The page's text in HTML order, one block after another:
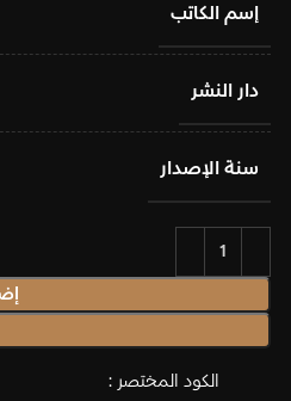
إسم الكاتب
دار النشر
سنة الإصدار
الكود المختصر :